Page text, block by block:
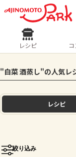
ロ
ログ
ホーム
レシピ
人気の食材・
きゅうり
レシピ
"白菜 酒蒸し"の人気レ
レシピ
絞り込み